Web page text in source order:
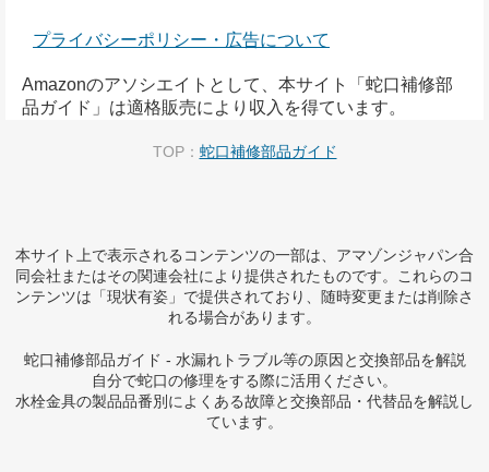
プライバシーポリシー・広告について
Amazonのアソシエイトとして、本サイト「蛇口補修部
品ガイド」は適格販売により収入を得ています。
TOP： 蛇口補修部品ガイド
本サイト上で表示されるコンテンツの一部は、アマゾンジャパン合
同会社またはその関連会社により提供されたものです。これらのコ
ンテンツは「現状有姿」で提供されており、随時変更または削除さ
れる場合があります。
蛇口補修部品ガイド - 水漏れトラブル等の原因と交換部品を解説
自分で蛇口の修理をする際に活用ください。
水栓金具の製品品番別によくある故障と交換部品・代替品を解説し
ています。